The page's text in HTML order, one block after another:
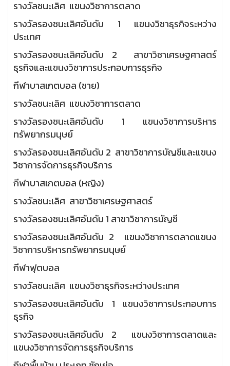
รางวัลชนะเลิศ แขนงวิชาการตลาด
รางวัลรองชนะเลิศอันดับ 1 แขนงวิชาธุรกิจระหว่าง
ประเทศ
รางวัลรองชนะเลิศอันดับ 2 สาขาวิชาเศรษฐศาสตร์
ธุรกิจและแขนงวิชาการประกอบการธุรกิจ
กีฬาบาสเกตบอล (ชาย)
รางวัลชนะเลิศ แขนงวิชาการตลาด
รางวัลรองชนะเลิศอันดับ 1 แขนงวิชาการบริหาร
ทรัพยากรมนุษย์
รางวัลรองชนะเลิศอันดับ 2 สาขาวิชาการบัญชีและแขนง
วิชาการจัดการธุรกิจบริการ
กีฬาบาสเกตบอล (หญิง)
รางวัลชนะเลิศ สาขาวิชาเศรษฐศาสตร์
รางวัลรองชนะเลิศอันดับ 1 สาขาวิชาการบัญชี
รางวัลรองชนะเลิศอันดับ 2 แขนงวิชาการตลาดแขนง
วิชาการบริหารทรัพยากรมนุษย์
กีฬาฟุตบอล
รางวัลชนะเลิศ แขนงวิชาธุรกิจระหว่างประเทศ
รางวัลรองชนะเลิศอันดับ 1 แขนงวิชาการประกอบการ
ธุรกิจ
รางวัลรองชนะเลิศอันดับ 2 แขนงวิชาการตลาดและ
แขนงวิชาการจัดการธุรกิจบริการ